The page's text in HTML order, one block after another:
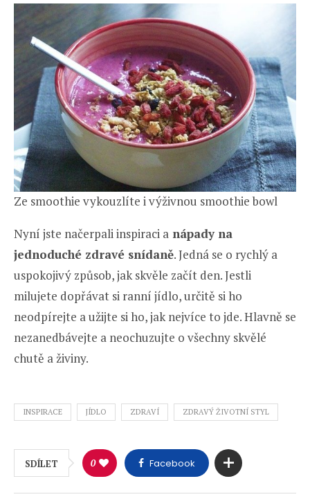
Ze smoothie vykouzlíte i výživnou smoothie bowl
Nyní jste načerpali inspiraci a nápady na
jednoduché zdravé snídaně. Jedná se o rychlý a
uspokojivý způsob, jak skvěle začít den. Jestli
milujete dopřávat si ranní jídlo, určitě si ho
neodpírejte a užijte si ho, jak nejvíce to jde. Hlavně se
nezanedbávejte a neochuzujte o všechny skvělé
chutě a živiny.
INSPIRACE JÍDLO ZDRAVÍ ZDRAVÝ ŽIVOTNÍ STYL
SDÍLET 0 Facebook